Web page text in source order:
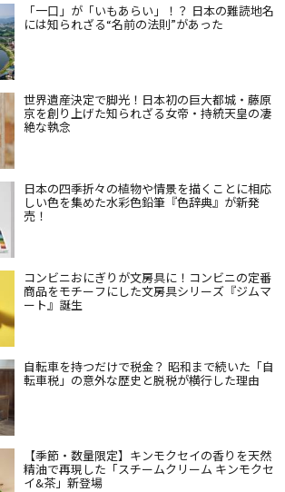
「一口」が「いもあらい」！？ 日本の難読地名
には知られざる“名前の法則”があった
世界遺産決定で脚光！日本初の巨大都城・藤原
京を創り上げた知られざる女帝・持統天皇の凄
絶な執念
日本の四季折々の植物や情景を描くことに相応
しい色を集めた水彩色鉛筆『色辞典』が新発
売！
コンビニおにぎりが文房具に！コンビニの定番
商品をモチーフにした文房具シリーズ『ジムマ
ート』誕生
自転車を持つだけで税金？ 昭和まで続いた「自
転車税」の意外な歴史と脱税が横行した理由
【季節・数量限定】キンモクセイの香りを天然
精油で再現した「スチームクリーム キンモクセ
イ&茶」新登場